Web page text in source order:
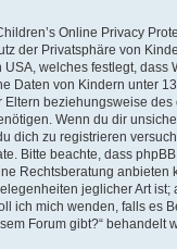
Online Privacy
der Privatsphäre von
welches festlegt, dass
Daten von Kindern unter
Eltern beziehungsweise des
Wenn du dir
dich zu registrieren
Bitte beachte, dass
Rechtsberatung anbieten
jeglicher Art ist;
ich mich wenden, falls es
Forum gibt?“ behandelt